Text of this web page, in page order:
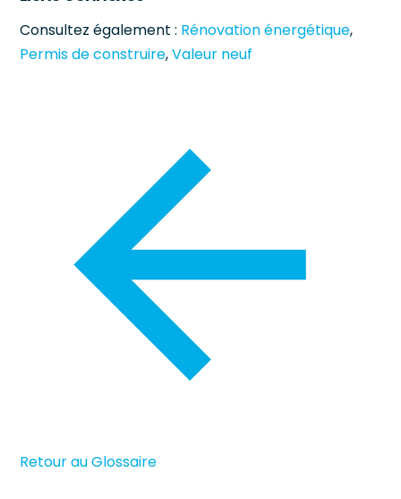
Consultez également : Rénovation énergétique,
Permis de construire,Valeur neuf
Retour au Glossaire